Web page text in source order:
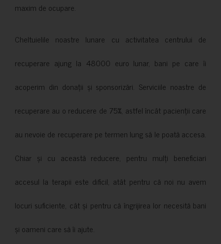
maxim de ocupare.
Cheltuielile noastre lunare cu activitatea centrului de
recuperare ajung la 48000 euro lunar, bani pe care îi
acoperim din donații și sponsorizări. Serviciile noastre de
recuperare au o reducere de 75%, astfel încât pacienții care
au nevoie de recuperare pe termen lung să le poată accesa.
Chiar și cu această reducere, pentru mulți beneficiari
accesul la terapii este dificil, atât pentru că noi nu avem
locuri suficiente, cât și pentru că îngrijirea lor necesită bani
și oameni care să îi ajute.